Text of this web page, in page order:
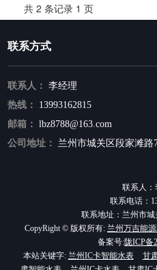
共 2 条记录 1 页
联系方式
联系人：
李经理
热线：
13993162815
邮箱：
lbz8788@163.com
公司地址：
兰州市城关区段家滩路
联系人：
联系电话：
联系地址：兰州市
CopyRight © 版权所有: 兰州万吉能
备案号:陇ICP备
本站关键字: 兰州IC卡智能水表 甘